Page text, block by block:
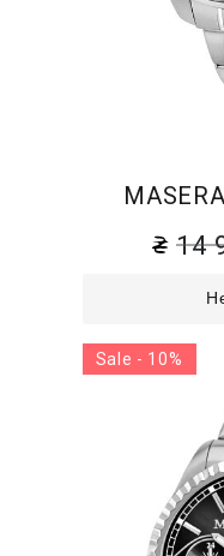
14
Sale - 10%